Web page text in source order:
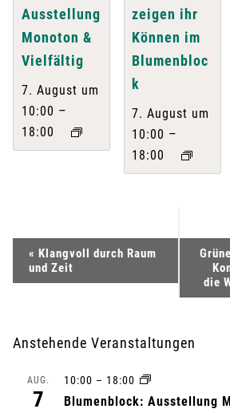
Ausstellung
Monoton &
Vielfältig
7. August um
10:00 –
18:00
zeigen ihr
Können im
Blumenbloc
k
7. August um
10:00 –
18:00
e
a
« Klangvoll durch Raum
und Zeit
die
Anstehende Veranstaltungen
AUG.
7
10:00 – 18:00
Blumenblock: Ausstellung